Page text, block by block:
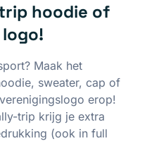
hoodie of
Maak het
sweater, cap of
erop!
trip krijg je extra
(ook in full